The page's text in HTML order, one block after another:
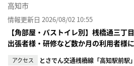
高知市
情報更新日 2026/08/02 10:55
【角部屋・バストイレ別】桟橋通三
出張者様・研修など数か月の利用者様
アクセス とさでん交通桟橋線「高知駅前駅」